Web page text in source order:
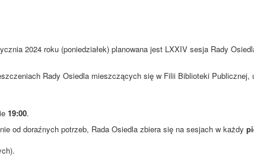
2024 roku (poniedziałek) planowana jest LXXIV sesja Rady
Rady Osiedla mieszczących się w Filii Biblioteki Publicznej,
19:00.
od doraźnych potrzeb, Rada Osiedla zbiera się na sesjach w każdy